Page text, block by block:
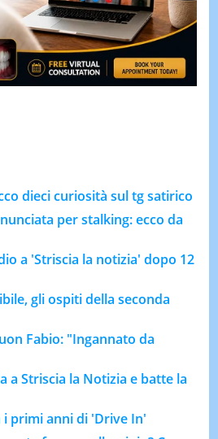
dieci curiosità sul tg satirico
per stalking: ecco da
a 'Striscia la notizia' dopo 12
gli ospiti della seconda
Fabio: "Ingannato da
a Striscia la Notizia e batte la
i primi anni di 'Drive In'